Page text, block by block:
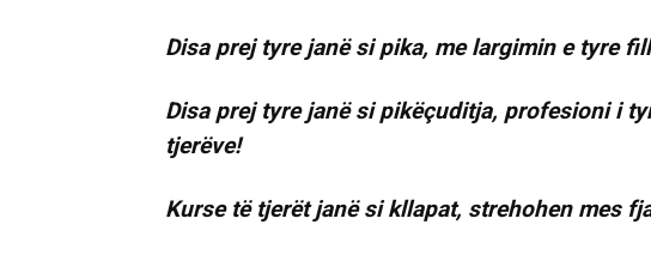
Disa prej tyre janë si pika, me largimin e tyre
Disa prej tyre janë si pikëçuditja, profesioni i
tjerëve!
Kurse të tjerët janë si kllapat, strehohen mes